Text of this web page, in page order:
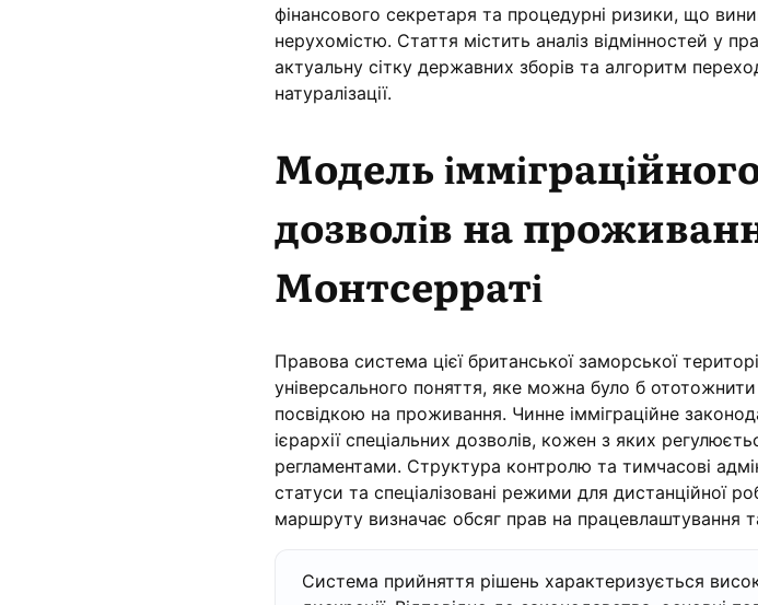
фінансового секретаря та процедурні ризики, що
нерухомістю. Стаття містить аналіз відмінностей у
актуальну сітку державних зборів та алгоритм
натуралізації.
Модель
дозволів на
Монтсерраті
Правова система цієї британської заморської
універсального поняття, яке можна було б
посвідкою на проживання. Чинне імміграційне
ієрархії спеціальних дозволів, кожен з яких
регламентами. Структура контролю та тимчасові
статуси та спеціалізовані режими для дистанційної
маршруту визначає обсяг прав на працевлаштування
Система прийняття рішень характеризується